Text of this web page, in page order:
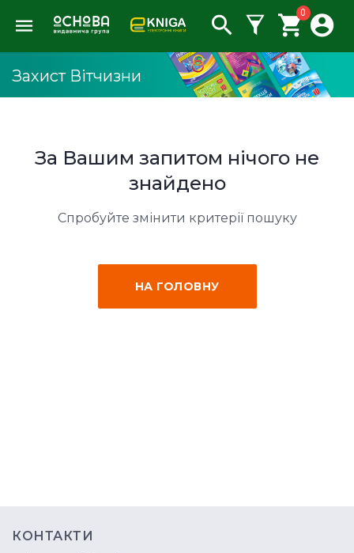
0
Захист Вітчизни
За Вашим запитом нічого не
знайдено
Спробуйте змінити критерії пошуку
НА ГОЛОВНУ
КОНТАКТИ